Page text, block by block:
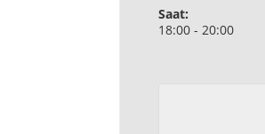
Saat:
18:00 - 20:00